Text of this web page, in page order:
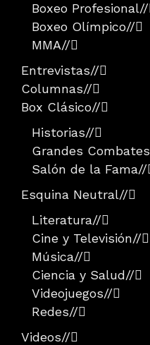
Boxeo Profesional//
Boxeo Olímpico//
MMA//
Entrevistas//
Columnas//
Box Clásico//
Historias//
Grandes Combates
Salón de la Fama//
Esquina Neutral//
Literatura//
Cine y Televisión//
Música//
Ciencia y Salud//
Videojuegos//
Redes//
Videos//